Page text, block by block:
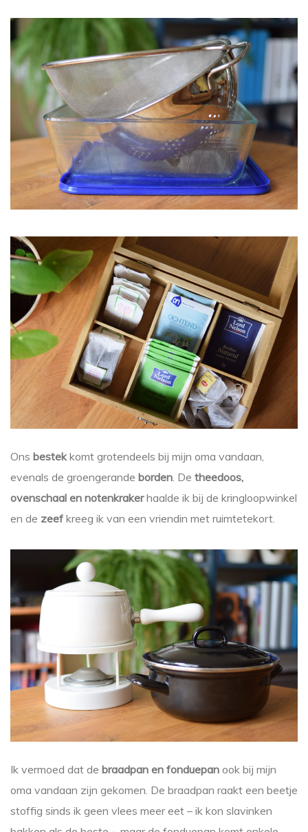
Ons bestekkomt grotendeels bij mijn oma vandaan,
evenals de groengerande borden . De theedoos,
ovenschaal en notenkrakerhaalde ik bij de kringloopwinkel
en de zeef kreeg ik van een vriendin met ruimtetekort.
Ik vermoed dat de braadpan en fonduepan ook bij mijn
oma vandaan zijn gekomen. De braadpan raakt een beetje
stoffig sinds ik geen vlees meer eet – ik kon slavinken